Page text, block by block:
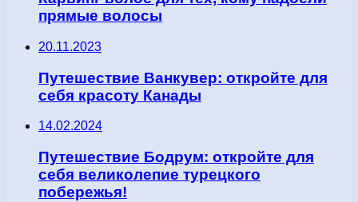
прямые волосы
20.11.2023
Путешествие Ванкувер: откройте для
себя красоту Канады
14.02.2024
Путешествие Бодрум: откройте для
себя великолепие турецкого
побережья!